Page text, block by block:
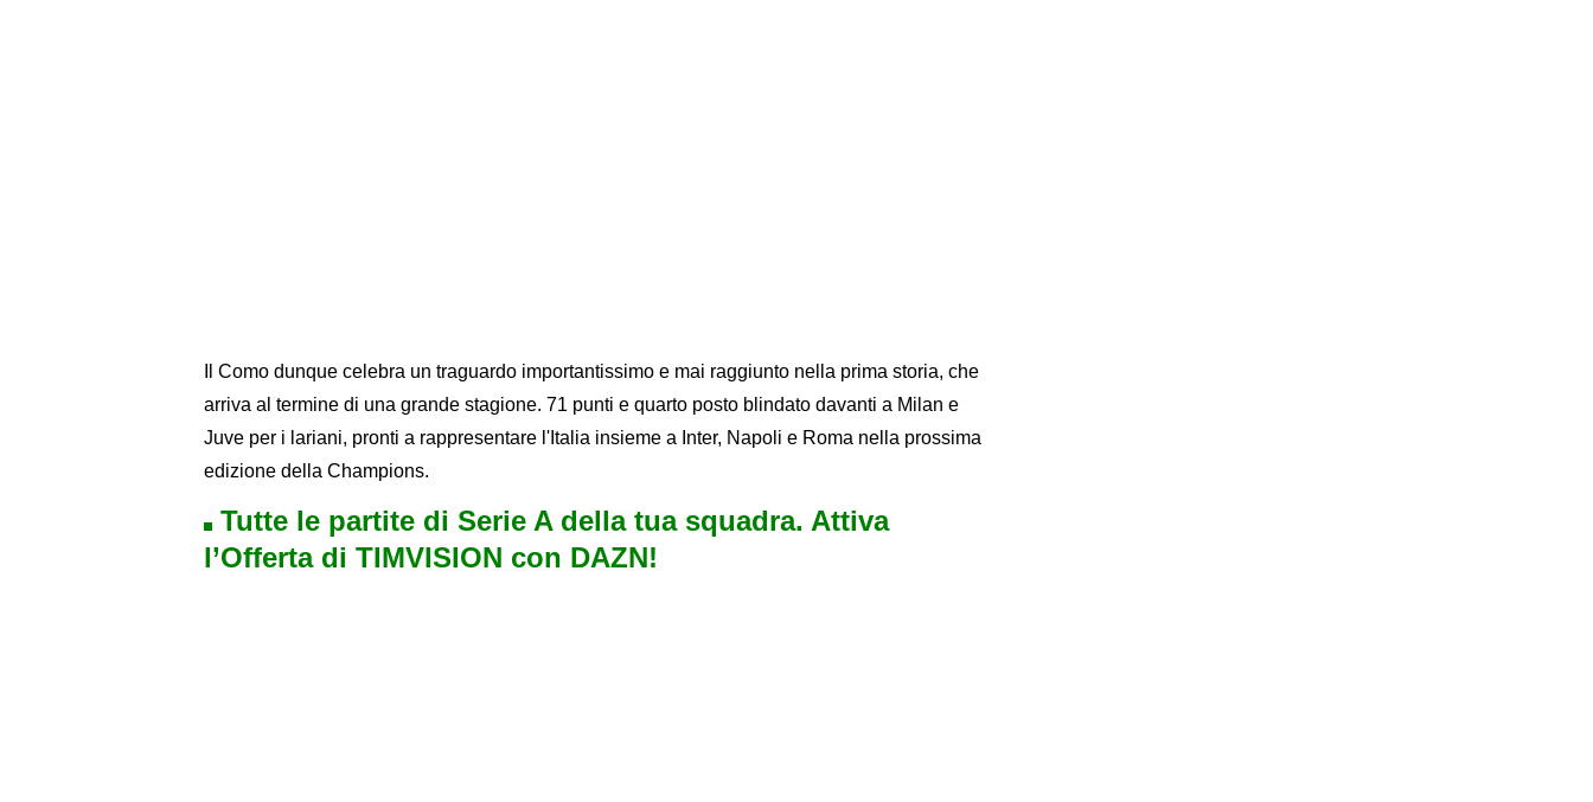
Il Como dunque celebra un traguardo importantissimo e mai raggiunto nella prima storia, che
arriva al termine di una grande stagione. 71 punti e quarto posto blindato davanti a Milan e
Juve per i lariani, pronti a rappresentare l'Italia insieme a Inter, Napoli e Roma nella prossima
edizione della Champions.
Tutte le partite di Serie A della tua squadra. Attiva
l’Offerta di TIMVISION con DAZN!